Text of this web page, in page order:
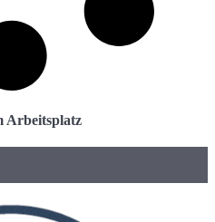
Arbeitsplatz